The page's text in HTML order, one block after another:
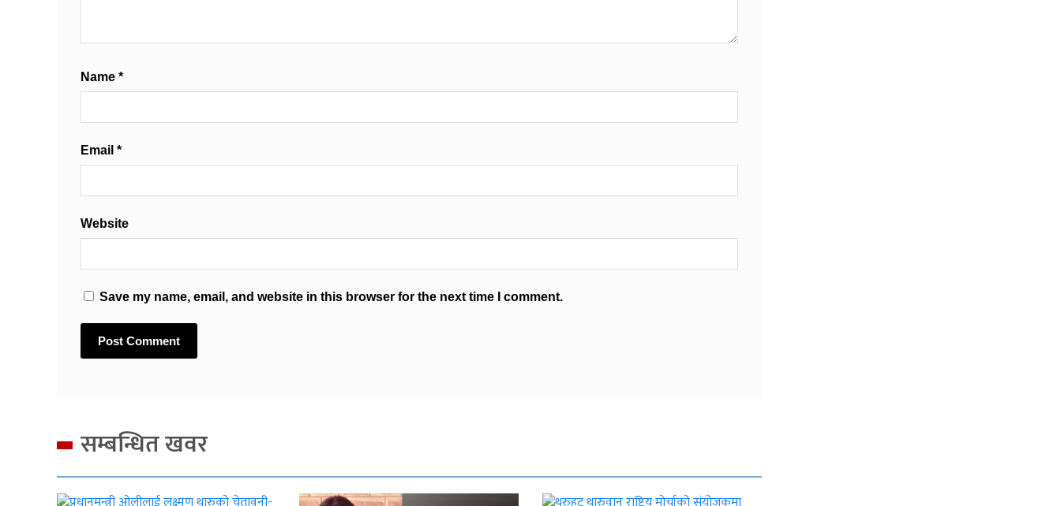
Name *
Email *
Website
Save my name, email, and website in this browser for the next time I comment.
सम्बन्धित खवर